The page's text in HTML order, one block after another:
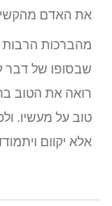
את האדם
מהברכות הרבות
שבסופו של דבר
רואה את הטוב
טוב על מעשיו.
אלא יקוום